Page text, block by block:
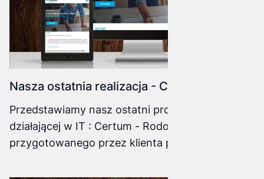
Nasza ostatnia realizacja - Certum
Przedstawiamy nasz ostatni projekt dla firmy
działającej w IT : Certum - Rodo Na podstawie
przygotowanego przez klienta projektu,
technologii CSS3, HTML5 oraz sporą dawką